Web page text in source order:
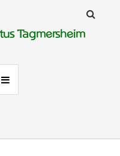
Tagmersheim